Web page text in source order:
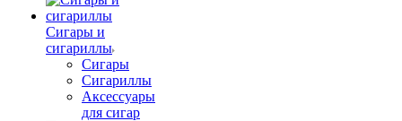
Сигары и
сигариллы
Сигары
Сигариллы
Аксессуары
для сигар